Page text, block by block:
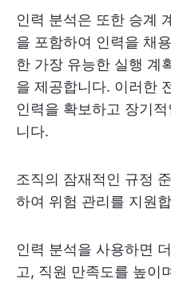
인력 분석은 또한 승계
을 포함하여 인력을 채
한 가장 유능한 실행 계
을 제공합니다. 이러한
인력을 확보하고 장기
니다.
조직의 잠재적인 규정
하여 위험 관리를 지원
인력 분석을 사용하면
고, 직원 만족도를 높이